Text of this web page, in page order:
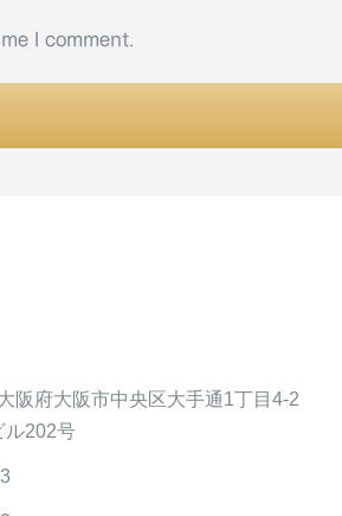
I comment.
阪府大阪市中央区大手通1丁目4-2
ル202号